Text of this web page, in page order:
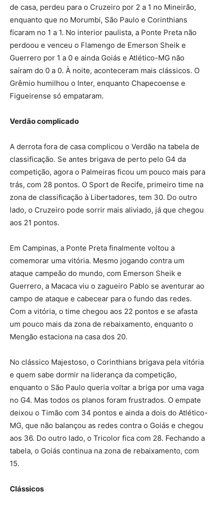
de casa, perdeu para o Cruzeiro por 2 a 1 no Mineirão,
enquanto que no Morumbi, São Paulo e Corinthians
ficaram no 1 a 1. No interior paulista, a Ponte Preta não
perdoou e venceu o Flamengo de Emerson Sheik e
Guerrero por 1 a 0 e ainda Goiás e Atlético-MG não
saíram do 0 a 0. À noite, aconteceram mais clássicos. O
Grêmio humilhou o Inter, enquanto Chapecoense e
Figueirense só empataram.
Verdão complicado
A derrota fora de casa complicou o Verdão na tabela de
classificação. Se antes brigava de perto pelo G4 da
competição, agora o Palmeiras ficou um pouco mais para
trás, com 28 pontos. O Sport de Recife, primeiro time na
zona de classificação à Libertadores, tem 30. Do outro
lado, o Cruzeiro pode sorrir mais aliviado, já que chegou
aos 21 pontos.
Em Campinas, a Ponte Preta finalmente voltou a
comemorar uma vitória. Mesmo jogando contra um
ataque campeão do mundo, com Emerson Sheik e
Guerrero, a Macaca viu o zagueiro Pablo se aventurar ao
campo de ataque e cabecear para o fundo das redes.
Com a vitória, o time chegou aos 22 pontos e se afasta
um pouco mais da zona de rebaixamento, enquanto o
Mengão estaciona na casa dos 20.
No clássico Majestoso, o Corinthians brigava pela vitória
e quem sabe dormir na liderança da competição,
enquanto o São Paulo queria voltar a briga por uma vaga
no G4. Mas todos os planos foram frustrados. O empate
deixou o Timão com 34 pontos e ainda a dois do Atlético-
MG, que não balançou as redes contra o Goiás e chegou
aos 36. Do outro lado, o Tricolor fica com 28. Fechando a
tabela, o Goiás continua na zona de rebaixamento, com
15.
Clássicos